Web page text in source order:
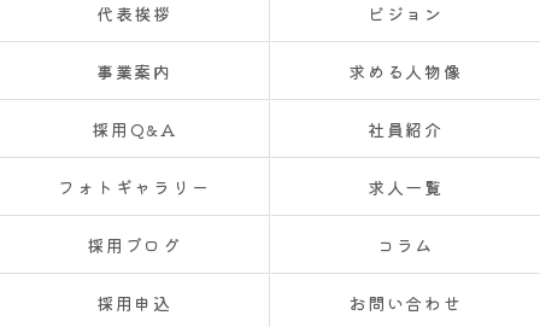
代表挨拶 ビジョン
事業案内 求める人物像
採用Q&A 社員紹介
フォトギャラリー 求人一覧
採用ブログ コラム
採用申込 お問い合わせ